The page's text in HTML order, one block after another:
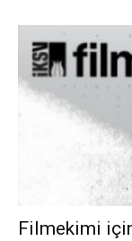
Filmekimi